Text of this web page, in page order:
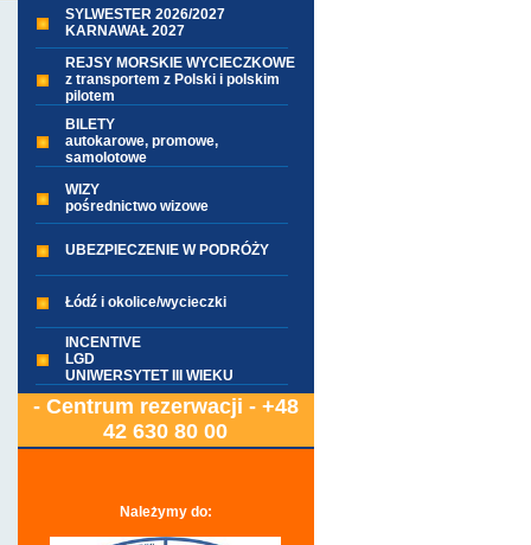
SYLWESTER 2026/2027
KARNAWAŁ 2027
REJSY MORSKIE WYCIECZKOWE
z transportem z Polski i polskim
pilotem
BILETY
autokarowe, promowe,
samolotowe
WIZY
pośrednictwo wizowe
UBEZPIECZENIE W PODRÓŻY
Łódź i okolice/wycieczki
INCENTIVE
LGD
UNIWERSYTET III WIEKU
- Centrum rezerwacji - +48
42 630 80 00
Należymy do: